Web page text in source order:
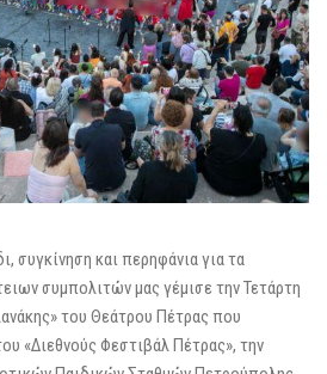
συγκίνηση και περηφάνια για τα
συμπολιτών μας γέμισε την Τετάρτη
του Θεάτρου Πέτρας που
«Διεθνούς Φεστιβάλ Πέτρας», την